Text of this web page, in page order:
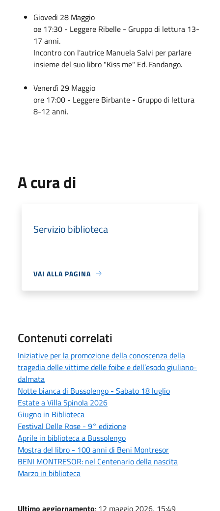
Giovedì 28 Maggio
oe 17:30 - Leggere Ribelle - Gruppo di lettura 13-
17 anni.
Incontro con l'autrice Manuela Salvi per parlare
insieme del suo libro "Kiss me" Ed. Fandango.
Venerdì 29 Maggio
ore 17:00 - Leggere Birbante - Gruppo di lettura
8-12 anni.
A cura di
Servizio biblioteca
VAI ALLA PAGINA
Contenuti correlati
Iniziative per la promozione della conoscenza della
tragedia delle vittime delle foibe e dell’esodo giuliano-
dalmata
Notte bianca di Bussolengo - Sabato 18 luglio
Estate a Villa Spinola 2026
Giugno in Biblioteca
Festival Delle Rose - 9° edizione
Aprile in biblioteca a Bussolengo
Mostra del libro - 100 anni di Beni Montresor
BENI MONTRESOR: nel Centenario della nascita
Marzo in biblioteca
Ultimo aggiornamento: 12 maggio 2026, 15:49